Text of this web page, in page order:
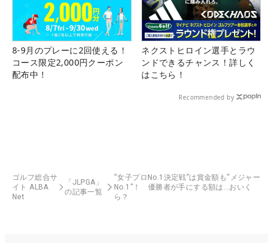
8-9月のプレーに2回使える！
コース限定2,000円クーポン
配布中！
ネクストヒロイン選手とラウ
ンドできるチャンス！詳しく
はこちら！
Recommended by
ゴルフ総合サ
イト ALBA
Net
「JLPGA」
の記事一覧
“女子プロNo.1決定戦”は賞金額も“メジャー
No.1”！ 優勝者が手にする額は…おいく
ら？